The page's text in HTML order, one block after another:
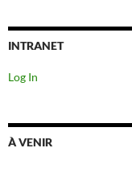
INTRANET
Log In
À VENIR